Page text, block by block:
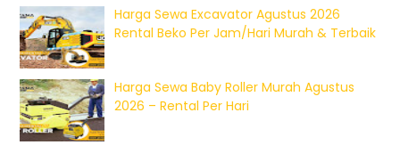
Harga Sewa Excavator Agustus 2026
Rental Beko Per Jam/Hari Murah & Terbaik
Harga Sewa Baby Roller Murah Agustus
2026 – Rental Per Hari